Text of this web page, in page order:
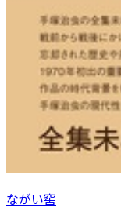
ながい窖